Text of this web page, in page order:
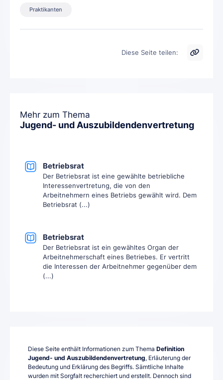
Praktikanten
Diese Seite teilen:
Mehr zum Thema
Jugend- und Auszubildendenvertretung
Betriebsrat
Der Betriebsrat ist eine gewählte betriebliche
Interessenvertretung, die von den
Arbeitnehmern eines Betriebs gewählt wird. Dem
Betriebsrat (...)
Betriebsrat
Der Betriebsrat ist ein gewähltes Organ der
Arbeitnehmerschaft eines Betriebes. Er vertritt
die Interessen der Arbeitnehmer gegenüber dem
(...)
Diese Seite enthält Informationen zum Thema Definition
Jugend- und Auszubildendenvertretung, Erläuterung der
Bedeutung und Erklärung des Begriffs. Sämtliche Inhalte
wurden mit Sorgfalt recherchiert und erstellt. Dennoch sind